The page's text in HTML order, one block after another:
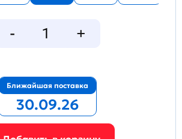
Ближайшая поставка
30.09.26